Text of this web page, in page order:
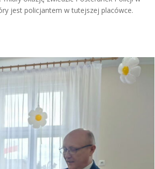
jest policjantem w tutejszej placówce.